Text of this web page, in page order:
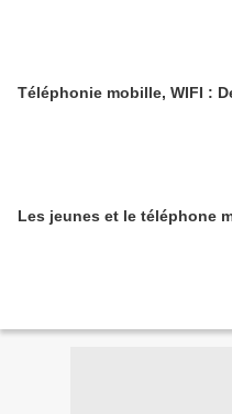
Téléphonie mobille, WIFI :
Les jeunes et le téléphone